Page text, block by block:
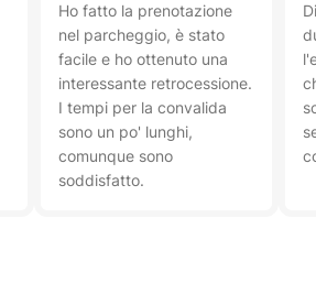
Ho fatto la prenotazione
nel parcheggio, è stato
facile e ho ottenuto una
interessante retrocessione.
I tempi per la convalida
sono un po' lunghi,
comunque sono
soddisfatto.